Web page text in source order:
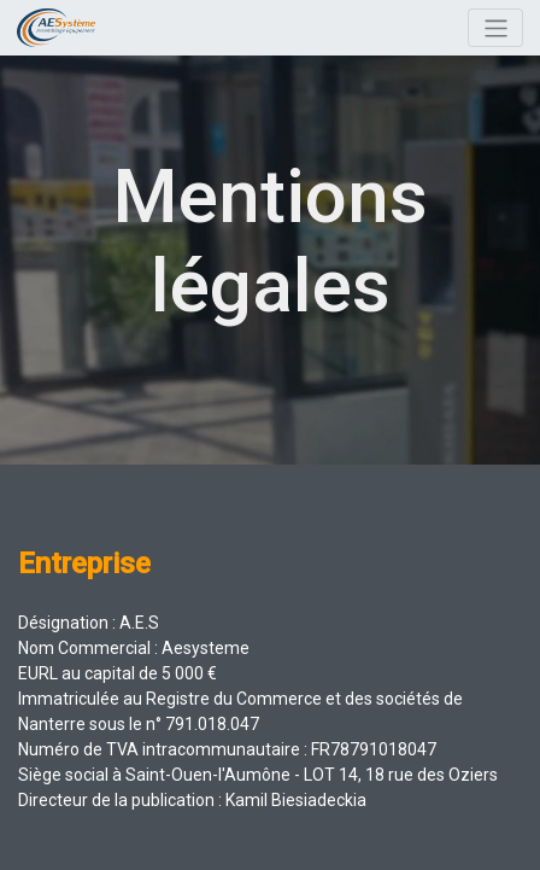
Mentions
légales
Entreprise
Désignation : A.E.S
Nom Commercial : Aesysteme
EURL au capital de 5 000 €
Immatriculée au Registre du Commerce et des sociétés de
Nanterre sous le n° 791.018.047
Numéro de TVA intracommunautaire : FR78791018047
Siège social à Saint-Ouen-l'Aumône - LOT 14, 18 rue des Oziers
Directeur de la publication : Kamil Biesiadeckia